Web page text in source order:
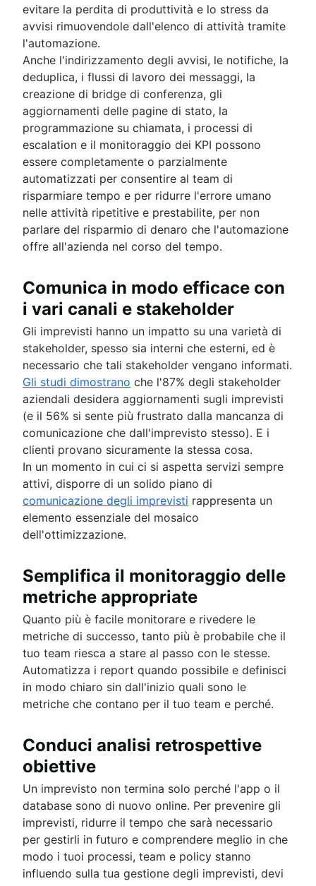
evitare la perdita di produttività e lo stress da
avvisi rimuovendole dall'elenco di attività tramite
l'automazione.
Anche l'indirizzamento degli avvisi, le notifiche, la
deduplica, i flussi di lavoro dei messaggi, la
creazione di bridge di conferenza, gli
aggiornamenti delle pagine di stato, la
programmazione su chiamata, i processi di
escalation e il monitoraggio dei KPI possono
essere completamente o parzialmente
automatizzati per consentire al team di
risparmiare tempo e per ridurre l'errore umano
nelle attività ripetitive e prestabilite, per non
parlare del risparmio di denaro che l'automazione
offre all'azienda nel corso del tempo.
Comunica in modo efficace con
i vari canali e stakeholder
Gli imprevisti hanno un impatto su una varietà di
stakeholder, spesso sia interni che esterni, ed è
necessario che tali stakeholder vengano informati.
Gli studi dimostrano che l'87% degli stakeholder
aziendali desidera aggiornamenti sugli imprevisti
(e il 56% si sente più frustrato dalla mancanza di
comunicazione che dall'imprevisto stesso). E i
clienti provano sicuramente la stessa cosa.
In un momento in cui ci si aspetta servizi sempre
attivi, disporre di un solido piano di
comunicazione degli imprevisti rappresenta un
elemento essenziale del mosaico
dell'ottimizzazione.
Semplifica il monitoraggio delle
metriche appropriate
Quanto più è facile monitorare e rivedere le
metriche di successo, tanto più è probabile che il
tuo team riesca a stare al passo con le stesse.
Automatizza i report quando possibile e definisci
in modo chiaro sin dall'inizio quali sono le
metriche che contano per il tuo team e perché.
Conduci analisi retrospettive
obiettive
Un imprevisto non termina solo perché l'app o il
database sono di nuovo online. Per prevenire gli
imprevisti, ridurre il tempo che sarà necessario
per gestirli in futuro e comprendere meglio in che
modo i tuoi processi, team e policy stanno
influendo sulla tua gestione degli imprevisti, devi